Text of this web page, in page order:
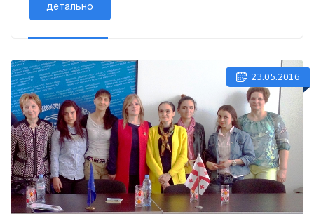
финансов Грузии, докторанта Тбилисского го...
детально
23.05.2016